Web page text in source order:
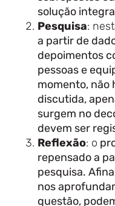
solução
Pesquisa:
a partir de
depoimentos
pessoas e
momento, não
discutida,
surgem no
devem ser
Reflexão: o
repensado a
pesquisa.
nos
questão,